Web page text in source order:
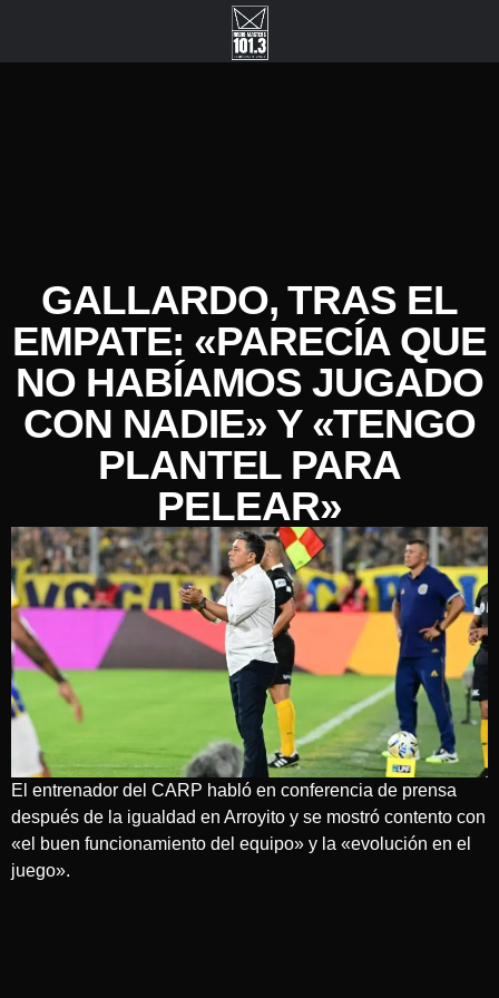
GALLARDO, TRAS EL
EMPATE: «PARECÍA QUE
NO HABÍAMOS JUGADO
CON NADIE» Y «TENGO
PLANTEL PARA
PELEAR»
El entrenador del CARP habló en conferencia de prensa
después de la igualdad en Arroyito y se mostró contento con
«el buen funcionamiento del equipo» y la «evolución en el
juego».